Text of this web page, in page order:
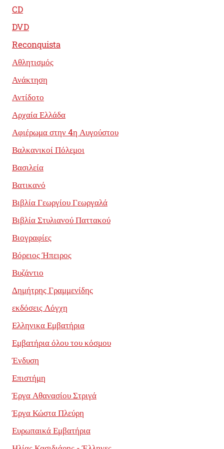
CD
DVD
Reconquista
Αθλητισμός
Ανάκτηση
Αντίδοτο
Αρχαία Ελλάδα
Αφιέρωμα στην 4η Αυγούστου
Βαλκανικοί Πόλεμοι
Βασιλεία
Βατικανό
Βιβλία Γεωργίου Γεωργαλά
Βιβλία Στυλιανού Παττακού
Βιογραφίες
Βόρειος Ήπειρος
Βυζάντιο
Δημήτρης Γραμμενίδης
εκδόσεις Λόγχη
Ελληνικα Εμβατήρια
Εμβατήρια όλου του κόσμου
Ένδυση
Επιστήμη
Έργα Αθανασίου Στριγά
Έργα Κώστα Πλεύρη
Ευρωπαικά Εμβατήρια